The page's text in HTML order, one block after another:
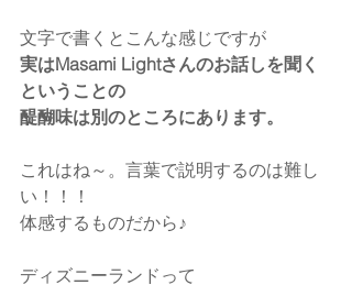
文字で書くとこんな感じですが
実はMasami Lightさんのお話しを聞く
ということの
醍醐味は別のところにあります。
これはね～。言葉で説明するのは難し
い！！！
体感するものだから♪
ディズニーランドって